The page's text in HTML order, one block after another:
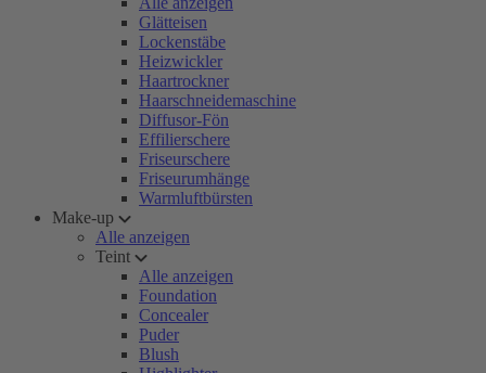
Glätteisen
Lockenstäbe
Heizwickler
Haartrockner
Haarschneidemaschine
Diffusor-Fön
Effilierschere
Friseurschere
Friseurumhänge
Warmluftbürsten
Make-up
Alle anzeigen
Teint
Alle anzeigen
Foundation
Concealer
Puder
Blush